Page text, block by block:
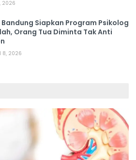
2026
Siapkan Program Psikolog
Orang Tua Diminta Tak Anti
8, 2026